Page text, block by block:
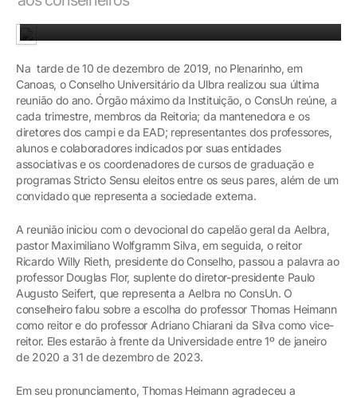
Na tarde de 10 de dezembro de 2019, no Plenarinho, em
Canoas, o Conselho Universitário da Ulbra realizou sua última
reunião do ano. Órgão máximo da Instituição, o ConsUn reúne, a
cada trimestre, membros da Reitoria; da mantenedora e os
diretores dos campi e da EAD; representantes dos professores,
alunos e colaboradores indicados por suas entidades
associativas e os coordenadores de cursos de graduação e
programas Stricto Sensu eleitos entre os seus pares, além de um
convidado que representa a sociedade externa.
A reunião iniciou com o devocional do capelão geral da Aelbra,
pastor Maximiliano Wolfgramm Silva, em seguida, o reitor
Ricardo Willy Rieth, presidente do Conselho, passou a palavra ao
professor Douglas Flor, suplente do diretor-presidente Paulo
Augusto Seifert, que representa a Aelbra no ConsUn. O
conselheiro falou sobre a escolha do professor Thomas Heimann
como reitor e do professor Adriano Chiarani da Silva como vice-
reitor. Eles estarão à frente da Universidade entre 1º de janeiro
de 2020 a 31 de dezembro de 2023.
Em seu pronunciamento, Thomas Heimann agradeceu a